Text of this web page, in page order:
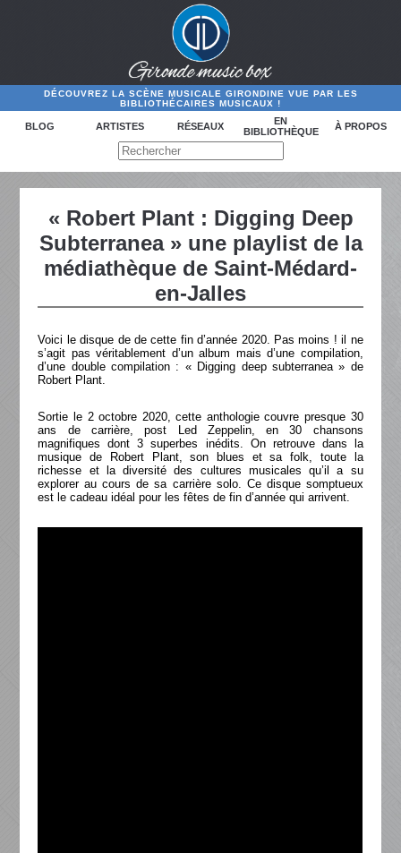
DÉCOUVREZ LA SCÈNE MUSICALE GIRONDINE VUE PAR LES
BIBLIOTHÉCAIRES MUSICAUX !
BLOG ARTISTES RÉSEAUX
EN
BIBLIOTHÈQUE
À PROPOS
« Robert Plant : Digging Deep
Subterranea » une playlist de la
médiathèque de Saint-Médard-
en-Jalles
Voici le disque de de cette fin d’année 2020. Pas moins ! il ne
s’agit pas véritablement d’un album mais d’une compilation,
d’une double compilation : « Digging deep subterranea » de
Robert Plant.
Sortie le 2 octobre 2020, cette anthologie couvre presque 30
ans de carrière, post Led Zeppelin, en 30 chansons
magnifiques dont 3 superbes inédits. On retrouve dans la
musique de Robert Plant, son blues et sa folk, toute la
richesse et la diversité des cultures musicales qu’il a su
explorer au cours de sa carrière solo. Ce disque somptueux
est le cadeau idéal pour les fêtes de fin d’année qui arrivent.